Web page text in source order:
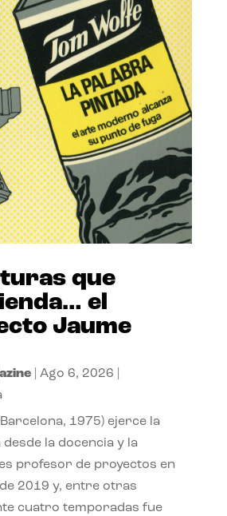
que
el
Jaume
| Ago 6, 2026
1975) ejerce la
la docencia y la
profesor de proyectos en
2019 y, entre otras
cuatro temporadas fue